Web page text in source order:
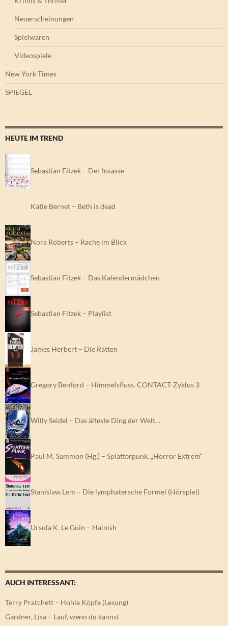
Neuerscheinungen
Spielwaren
Videospiele
New York Times
SPIEGEL
HEUTE IM TREND
Sebastian Fitzek – Der Insasse
Katie Bernet – Beth is dead
Nora Roberts – Rache im Blick
Sebastian Fitzek – Das Kalendermädchen
Sebastian Fitzek – Playlist
James Herbert – Die Ratten
Gregory Benford – Himmelsfluss. CONTACT-Zyklus 3
Willy Seidel – Das älteste Ding der Welt…
Paul M. Sammon (Hg.) – Splatterpunk. „Horror Extrem“
Stanislaw Lem – Die lymphatersche Formel (Hörspiel)
Ursula K. Le Guin – Hainish
AUCH INTERESSANT:
Terry Pratchett – Hohle Köpfe (Lesung)
Gardner, Lisa – Lauf, wenn du kannst